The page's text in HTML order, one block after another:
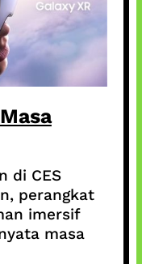
di CES
perangkat
imersif
masa